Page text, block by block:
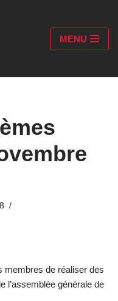
MENU
membres de réaliser des
l’assemblée générale de